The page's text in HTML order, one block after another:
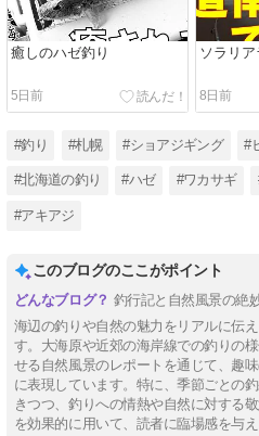
癒しのハゼ釣り
5日前
ソラリ
8日前
#釣り #札幌 #ショアジギング #
#北海道の釣り #ハゼ #ワカサギ
#アキアジ
このブログのここがポイント
釣行記と自然風景の絶
海辺の釣りや自然の魅力をリアルに伝
す。大海原や近郊の海岸線での釣りの
せる自然風景のレポートを通じて、趣
に表現しています。特に、季節ごとの
きつつ、釣りへの情熱や自然に対する
を効果的に用いて、読者に臨場感を与